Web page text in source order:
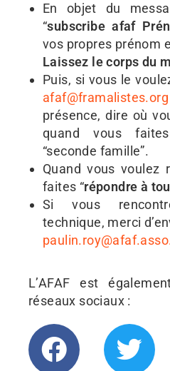
En objet du
“subscribe afaf
vos propres prénom
Laissez le corps du
Puis, si vous le
afaf@framalistes.org
présence, dire où
quand vous
“seconde famille”.
Quand vous voulez
faites “répondre à
Si vous
technique, merci
L’AFAF est
réseaux sociaux :